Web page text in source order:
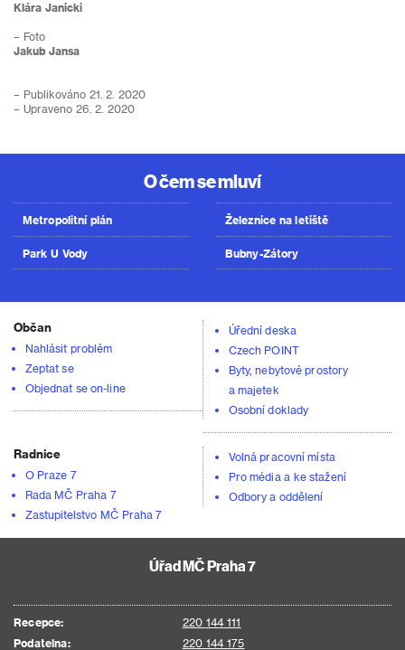
Klára Janicki
– Foto
Jakub Jansa
– Publikováno 21. 2. 2020
– Upraveno 26. 2. 2020
O čem se mluví
Metropolitní plán
Park U Vody
Železnice na letiště
Bubny-Zátory
Občan
Nahlásit problém
Zeptat se
Objednat se on-line
Úřední deska
Czech POINT
Byty, nebytové prostory
a majetek
Osobní doklady
Radnice
O Praze 7
Rada MČ Praha 7
Zastupitelstvo MČ Praha 7
Volná pracovní místa
Pro média a ke stažení
Odbory a oddělení
Úřad MČ Praha 7
Recepce:
220 144 111
Podatelna:
220 144 175